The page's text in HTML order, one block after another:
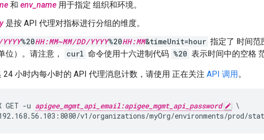
和 env_name 用于指定 组织和环境。
是按 API 代理对指标进行分组的维度。
%20HH:MM~MM/DD/YYYY%20HH:MM&timeUnit=hour 指定了 时间范
位）。请注意，
curl 命令使用十六进制代码 %20 表示时间中的空格
24 小时内每小时的 API 代理消息计数，请使用 正在关注 API 调用。
-u apigee_mgmt_api_email:apigee_mgmt_api_password
\
v1/organizations/myOrg/environments/prod/